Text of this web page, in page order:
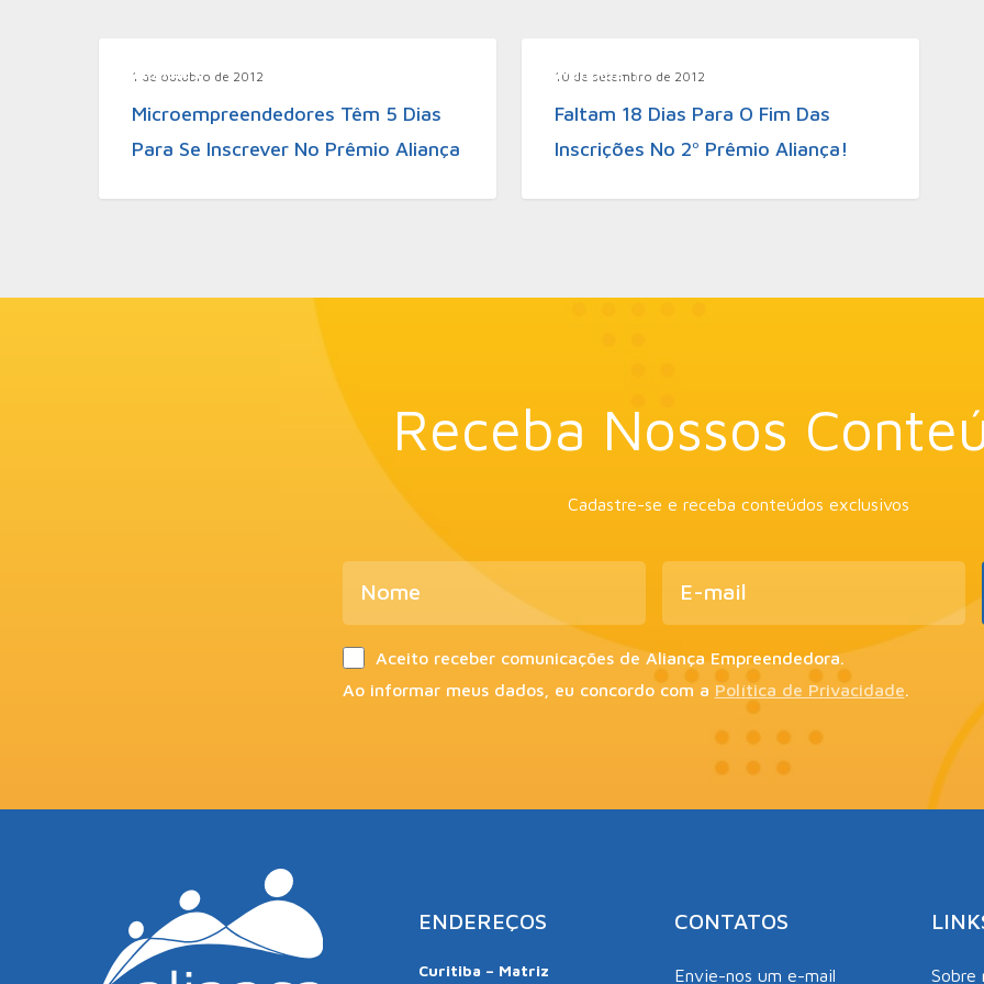
Notícias
1 de outubro de 2012
Microempreendedores Têm 5 Dias
Para Se Inscrever No Prêmio Aliança
Notícias
10 de setembro de 2012
Faltam 18 Dias Para O Fim Das
Inscrições No 2º Prêmio Aliança!
Receba Nossos
Cadastre-se e receba conteúdos exclusivos
Aceito receber comunicações de Aliança Empreendedora.
Ao informar meus dados, eu concordo com a Política de Privacidade.
ENDEREÇOS
Curitiba – Matriz
CONTATOS
Envie-nos um e-mail Sobre